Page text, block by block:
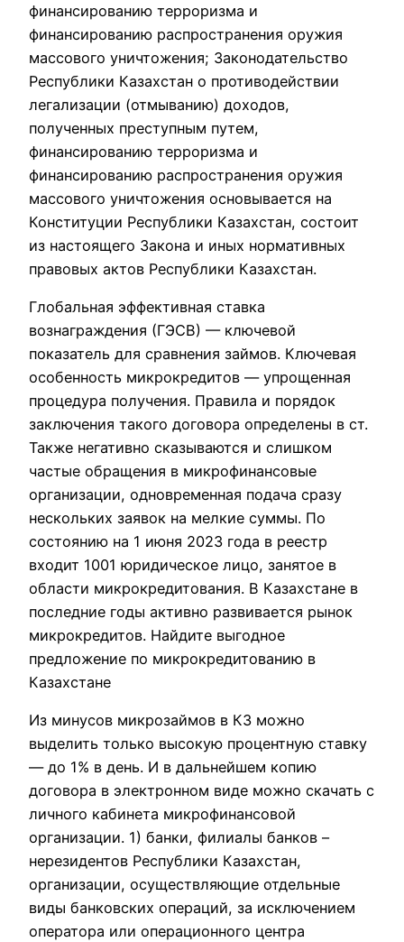
финансированию терроризма и
финансированию распространения оружия
массового уничтожения; Законодательство
Республики Казахстан о противодействии
легализации (отмыванию) доходов,
полученных преступным путем,
финансированию терроризма и
финансированию распространения оружия
массового уничтожения основывается на
Конституции Республики Казахстан, состоит
из настоящего Закона и иных нормативных
правовых актов Республики Казахстан.
Глобальная эффективная ставка
вознаграждения (ГЭСВ) — ключевой
показатель для сравнения займов. Ключевая
особенность микрокредитов — упрощенная
процедура получения. Правила и порядок
заключения такого договора определены в ст.
Также негативно сказываются и слишком
частые обращения в микрофинансовые
организации, одновременная подача сразу
нескольких заявок на мелкие суммы. По
состоянию на 1 июня 2023 года в реестр
входит 1001 юридическое лицо, занятое в
области микрокредитования. В Казахстане в
последние годы активно развивается рынок
микрокредитов. Найдите выгодное
предложение по микрокредитованию в
Казахстане
Из минусов микрозаймов в КЗ можно
выделить только высокую процентную ставку
— до 1% в день. И в дальнейшем копию
договора в электронном виде можно скачать с
личного кабинета микрофинансовой
организации. 1) банки, филиалы банков –
нерезидентов Республики Казахстан,
организации, осуществляющие отдельные
виды банковских операций, за исключением
оператора или операционного центра